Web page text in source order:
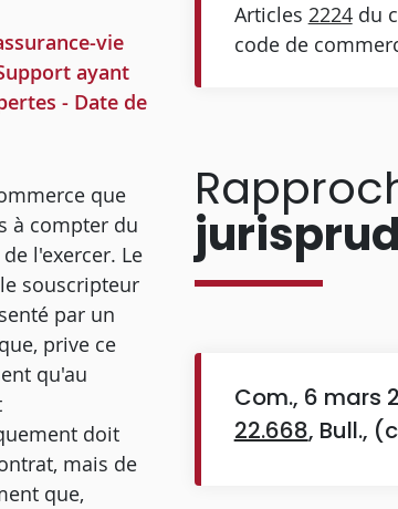
vie
ayant
- Date de
que
à compter du
l'exercer. Le
souscripteur
par un
prive ce
qu'au
doit
mais de
que,
Articles 2224du
code de
Com., 6 mars
22.668, Bull.,